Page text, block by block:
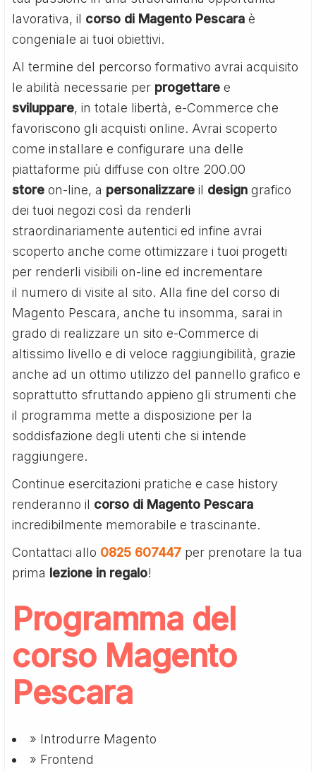
lavorativa, il corso di Magento Pescara è
congeniale ai tuoi obiettivi.
Al termine del percorso formativo avrai acquisito
le abilità necessarie per progettare e
sviluppare, in totale libertà, e-Commerce che
favoriscono gli acquisti online. Avrai scoperto
come installare e configurare una delle
piattaforme più diffuse con oltre 200.00
storeon-line, a personalizzare il design grafico
dei tuoi negozi così da renderli
straordinariamente autentici ed infine avrai
scoperto anche come ottimizzare i tuoi progetti
per renderli visibili on-line ed incrementare
il numero di visite al sito. Alla fine del corso di
Magento Pescara, anche tu insomma, sarai in
grado di realizzare un sito e-Commerce di
altissimo livello e di veloce raggiungibilità, grazie
anche ad un ottimo utilizzo del pannello grafico e
soprattutto sfruttando appieno gli strumenti che
il programma mette a disposizione per la
soddisfazione degli utenti che si intende
raggiungere.
Continue esercitazioni pratiche e case history
renderanno il corso di Magento Pescara
incredibilmente memorabile e trascinante.
Contattaci allo 0825 607447 per prenotare la tua
prima lezione in regalo!
Programma del
corso Magento
Pescara
» Introdurre Magento
» Frontend